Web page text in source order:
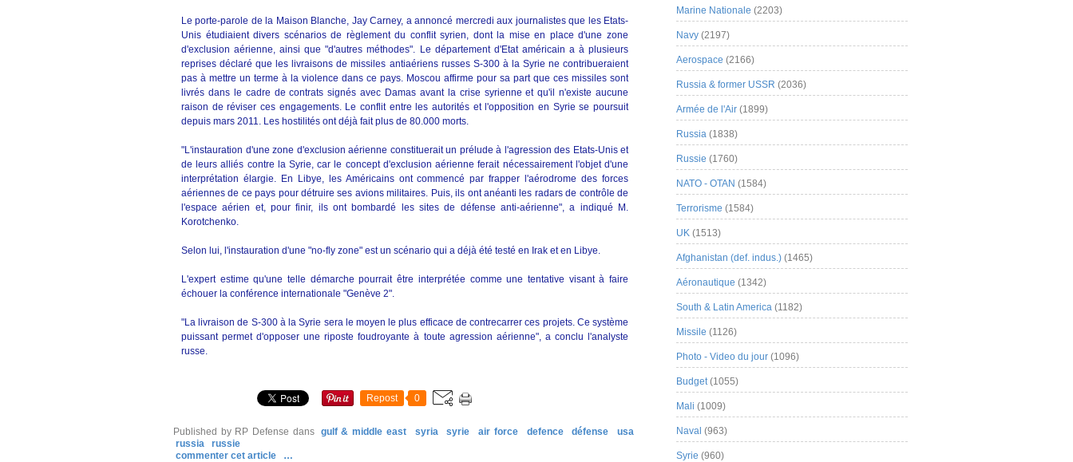
Le porte-parole de la Maison Blanche, Jay Carney, a annoncé mercredi aux journalistes que les Etats-
Unis étudiaient divers scénarios de règlement du conflit syrien, dont la mise en place d'une zone
d'exclusion aérienne, ainsi que "d'autres méthodes". Le département d'Etat américain a à plusieurs
reprises déclaré que les livraisons de missiles antiaériens russes S-300 à la Syrie ne contribueraient
pas à mettre un terme à la violence dans ce pays. Moscou affirme pour sa part que ces missiles sont
livrés dans le cadre de contrats signés avec Damas avant la crise syrienne et qu'il n'existe aucune
raison de réviser ces engagements. Le conflit entre les autorités et l'opposition en Syrie se poursuit
depuis mars 2011. Les hostilités ont déjà fait plus de 80.000 morts.
"L'instauration d'une zone d'exclusion aérienne constituerait un prélude à l'agression des Etats-Unis et
de leurs alliés contre la Syrie, car le concept d'exclusion aérienne ferait nécessairement l'objet d'une
interprétation élargie. En Libye, les Américains ont commencé par frapper l'aérodrome des forces
aériennes de ce pays pour détruire ses avions militaires. Puis, ils ont anéanti les radars de contrôle de
l'espace aérien et, pour finir, ils ont bombardé les sites de défense anti-aérienne", a indiqué M.
Korotchenko.
Selon lui, l'instauration d'une "no-fly zone" est un scénario qui a déjà été testé en Irak et en Libye.
L'expert estime qu'une telle démarche pourrait être interprétée comme une tentative visant à faire
échouer la conférence internationale "Genève 2".
"La livraison de S-300 à la Syrie sera le moyen le plus efficace de contrecarrer ces projets. Ce système
puissant permet d'opposer une riposte foudroyante à toute agression aérienne", a conclu l'analyste
russe.
Repost 0
Published by RP Defense dans gulf & middle east syria syrie air force defence défense
usa
russia
russie
commenter cet article
…
Marine Nationale (2203)
Navy (2197)
Aerospace (2166)
Russia & former USSR (2036)
Armée de l'Air (1899)
Russia (1838)
Russie (1760)
NATO - OTAN (1584)
Terrorisme (1584)
UK (1513)
Afghanistan (def. indus.) (1465)
Aéronautique (1342)
South & Latin America (1182)
Missile (1126)
Photo - Video du jour (1096)
Budget(1055)
Mali (1009)
Naval (963)
Syrie (960)